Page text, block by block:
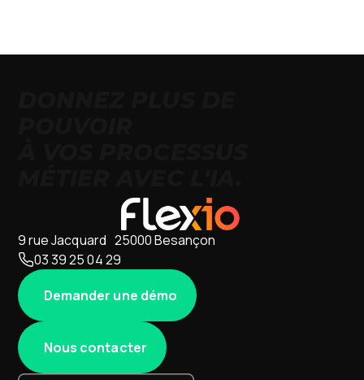
9 rue Jacquard 25000 Besançon
03 39 25 04 29
Demander une démo
Nous contacter